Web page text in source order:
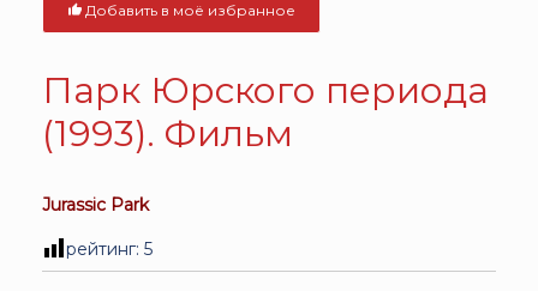
Добавить в моё избранное
Парк Юрского периода
(1993). Фильм
Jurassic Park
рейтинг: 5